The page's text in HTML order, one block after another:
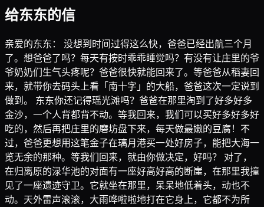
给东东的信
亲爱的东东： 没想到时间过得这么快，爸爸已经出航三个月
了。想爸爸了吗？每天有按时乖乖睡觉吗？有没有让庄里的爷
爷奶奶们生气头疼呢？爸爸很快就能回来了。等爸爸从稻妻回
来，就带你去码头上看「南十字」的大船，爸爸这次一定说到
做到。 东东你还记得瑶光滩吗？爸爸在那里淘到了好多好多
金沙，一个人背都背不动。等我回来，我们可以买好多好多好
吃的，然后再把庄里的磨坊盘下来，每天做最嫩的豆腐！不
过，爸爸更想用这笔金子在璃月港买一处好房子，能把大海一
览无余的那种。等我们回来，就由你做决定，好吗？ 对了，
在归离原的渌华池的对面有一座好高好高的断崖，在那里我撞
见了一座遗迹守卫。它就坐在那里，呆呆地低着头，动也不
动。天外雷声滚滚，大雨哗啦啦地打在它身上，它都不为所